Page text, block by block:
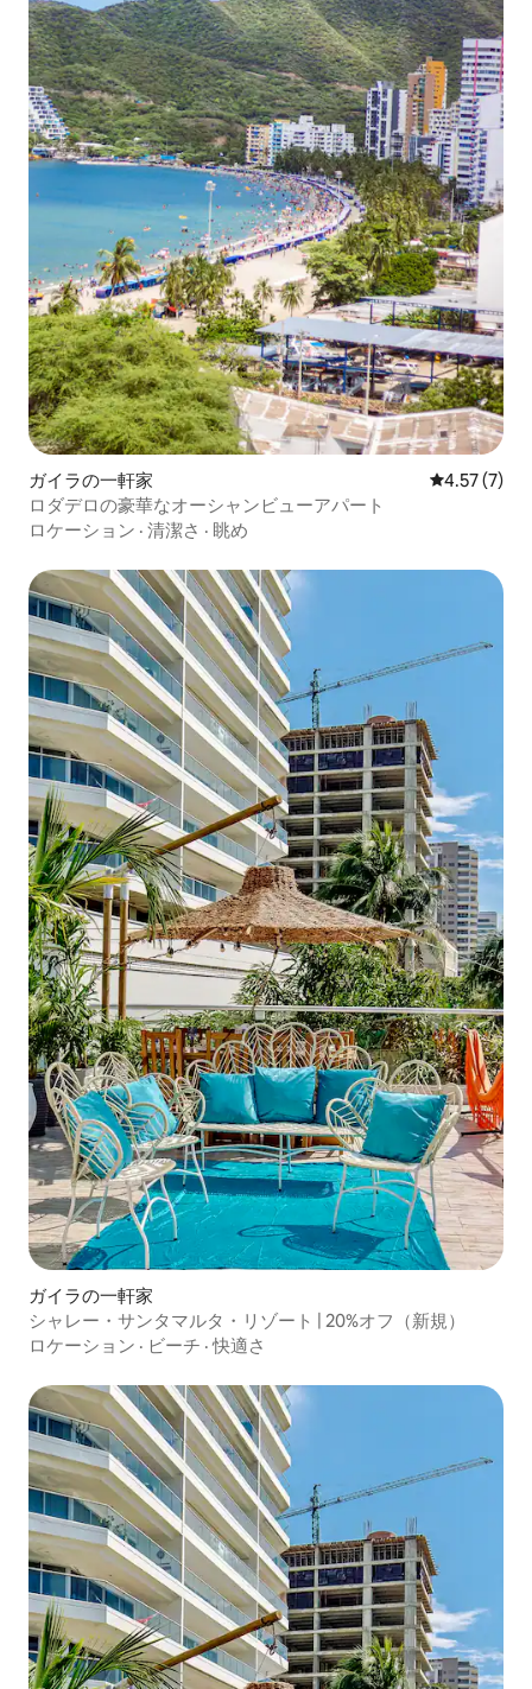
ガイラの一軒家 レビュー7
4.57 (7)
ロダデロの豪華なオーシャンビューアパート
ロケーション · 清潔さ · 眺め
ガイラの一軒家
シャレー・サンタマルタ・リゾート | 20%オフ（新規）
ロケーション · ビーチ ·快適さ